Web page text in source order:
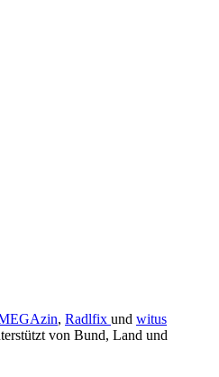
, Radlfix und witus
von Bund, Land und